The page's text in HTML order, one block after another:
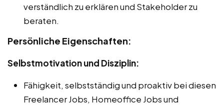
verständlich zu erklären und Stakeholder zu
beraten.
Persönliche Eigenschaften:
Selbstmotivation und Disziplin:
Fähigkeit, selbstständig und proaktiv bei diesen
Freelancer Jobs, Homeoffice Jobs und